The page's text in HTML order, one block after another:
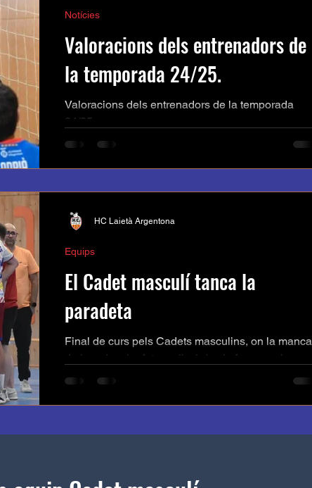
Valoracions dels entrenadors de
la temporada 24/25.
Valoracions dels entrenadors de la temporada
24/25
Notícies
El Cadet masculí tanca la
paradeta
Final de curs pels Cadets masculins, on la manca
de jugadors ha fet que l'exigència fos superior.
Llegiu la crònica de la temporada dels...
Equips
HC Laietà Argentona